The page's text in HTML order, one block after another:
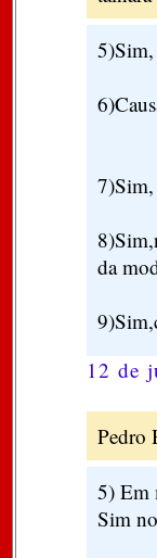
5)Sim,
7)Sim,
da
12 de
Pedro
5) Em
Sim